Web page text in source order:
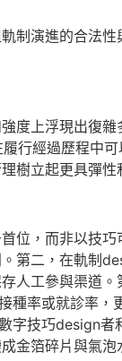
制演進的合法
度上浮現出復
行經過歷程中
樹立起更具彈性
位，而非以技巧
第二，在軌制
人工參與渠道
種率或就診率，
字技巧design
金箔碎片與氣